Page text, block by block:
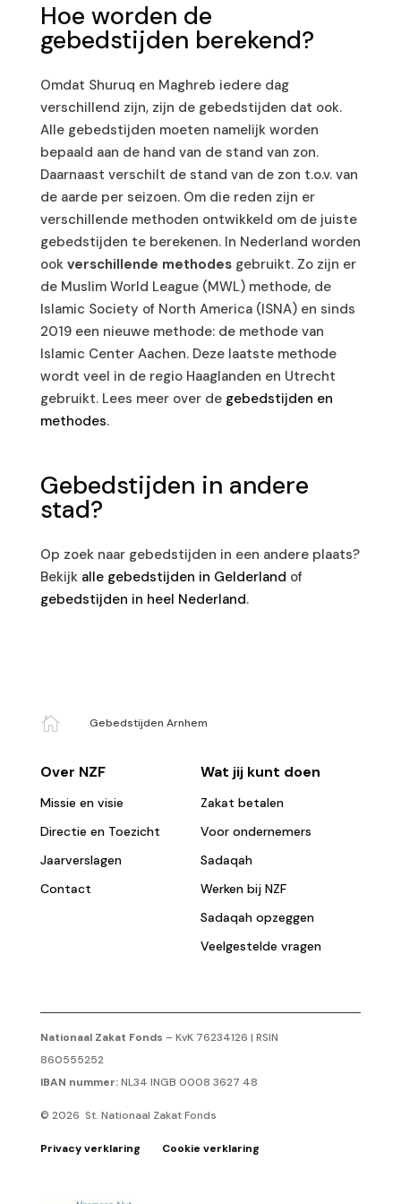
Hoe worden de
gebedstijden berekend?
Omdat Shuruq en Maghreb iedere dag
verschillend zijn, zijn de gebedstijden dat ook.
Alle gebedstijden moeten namelijk worden
bepaald aan de hand van de stand van zon.
Daarnaast verschilt de stand van de zon t.o.v. van
de aarde per seizoen. Om die reden zijn er
verschillende methoden ontwikkeld om de juiste
gebedstijden te berekenen. In Nederland worden
ook verschillende methodesgebruikt. Zo zijn er
de Muslim World League (MWL) methode, de
Islamic Society of North America (ISNA) en sinds
2019 een nieuwe methode: de methode van
Islamic Center Aachen. Deze laatste methode
wordt veel in de regio Haaglanden en Utrecht
gebruikt. Lees meer over de gebedstijden en
methodes.
Gebedstijden in andere
stad?
Op zoek naar gebedstijden in een andere plaats?
Bekijk alle gebedstijden in Gelderland of
gebedstijden in heel Nederland.
 Gebedstijden Arnhem
Over NZF
Missie en visie
Directie en Toezicht
Jaarverslagen
Contact
Wat jij kunt doen
Zakat betalen
Voor ondernemers
Sadaqah
Werken bij NZF
Sadaqah opzeggen
Veelgestelde vragen
Nationaal Zakat Fonds – KvK 76234126 | RSIN
860555252
IBAN nummer:NL34 INGB 0008 3627 48
© 2026 St. Nationaal Zakat Fonds
Privacy verklaring Cookie verklaring